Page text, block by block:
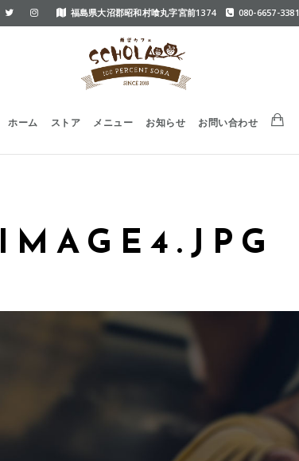
福島県大沼郡昭和村喰丸字宮前1374 080-6657-3381
ホーム ストア メニュー お知らせ お問い合わせ
IMAGE4.JPG